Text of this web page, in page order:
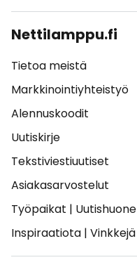
Nettilamppu.fi
Tietoa meistä
Markkinointiyhteistyö
Alennuskoodit
Uutiskirje
Tekstiviestiuutiset
Asiakasarvostelut
Työpaikat | Uutishuone
Inspiraatiota | Vinkkejä